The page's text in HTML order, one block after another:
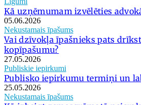
Kā uzņēmumam izvēlēties
05.06.2026
Nekustamais īpašums
Vai dzīvokļa īpašnieks pats
kopīpašumu?
27.05.2026
Publiskie iepirkumi
Publisko iepirkumu termiņi un
25.05.2026
Nekustamais īpašums